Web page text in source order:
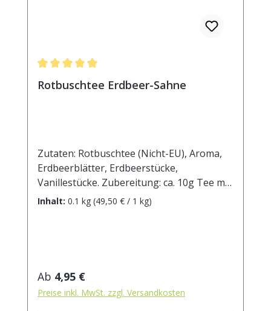
Durchschnittliche Bewertung von 5 von 5 Sternen
Rotbuschtee Erdbeer-Sahne
Zutaten: Rotbuschtee (Nicht-EU), Aroma,
Erdbeerblätter, Erdbeerstücke,
Vanillestücke. Zubereitung: ca. 10g Tee mit
1 l. kochendem Wasser aufgiessen.
Inhalt: 0.1 kg (49,50 € / 1 kg)
Regulärer Preis:
Ab 4,95 €
Preise inkl. MwSt. zzgl. Versandkosten